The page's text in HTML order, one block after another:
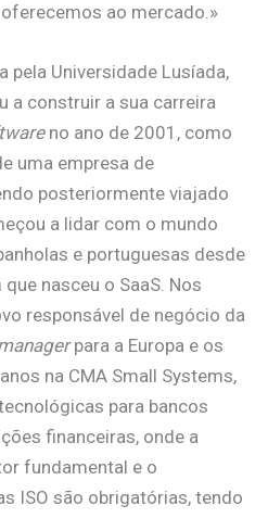
ao mercado.»
pela Universidade Lusíada,
a construir a sua carreira
no ano de 2001, como
uma empresa de
posteriormente viajado
a lidar com o mundo
e portuguesas desde
nasceu o SaaS. Nos
responsável de negócio da
para a Europa e os
na CMA Small Systems,
para bancos
financeiras, onde a
fundamental e o
ISO são obrigatórias, tendo